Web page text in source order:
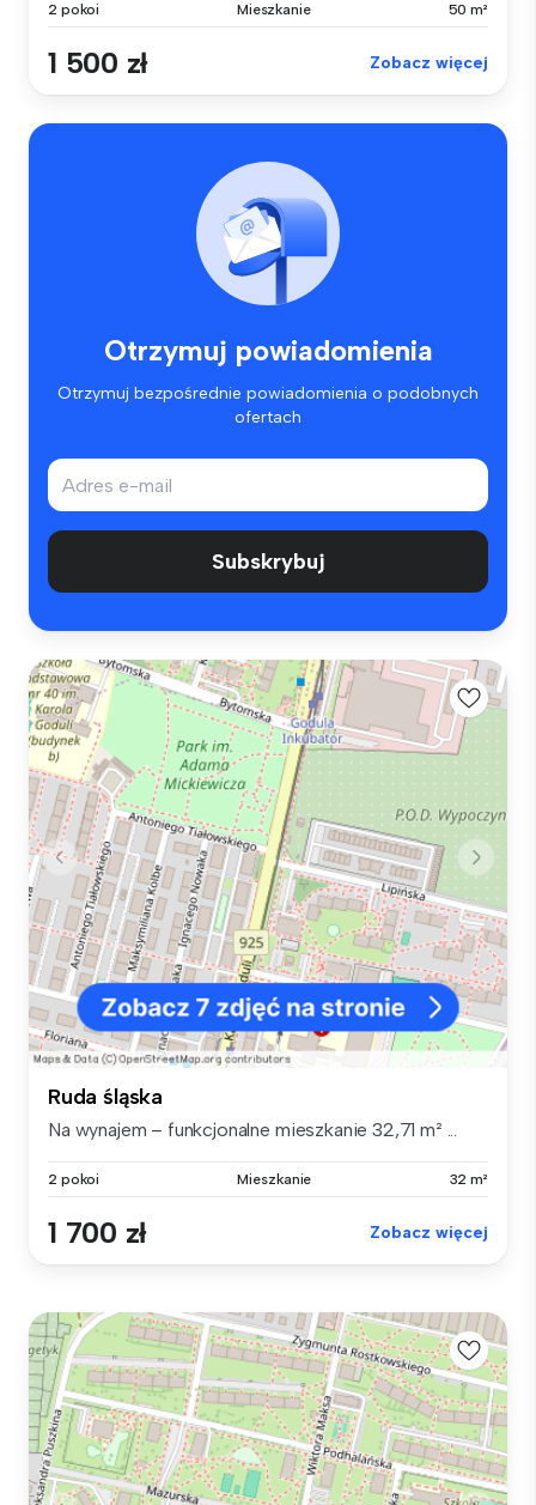
2 pokoi Mieszkanie 50 m²
1 500 zł Zobacz więcej
Otrzymuj powiadomienia
Otrzymuj bezpośrednie powiadomienia o podobnych
ofertach
Subskrybuj
Ruda śląska
Na wynajem – funkcjonalne mieszkanie 32,71 m² ...
2 pokoi Mieszkanie 32 m²
1 700 zł Zobacz więcej